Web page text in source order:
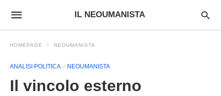
IL NEOUMANISTA
HOMEPAGE NEOUMANISTA
ANALISI POLITICA NEOUMANISTA
Il vincolo esterno